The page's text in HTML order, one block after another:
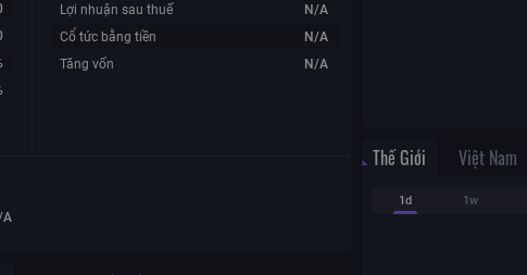
Lợi nhuận sau thuế
N/A
Cổ tức bằng tiền
N/A
Tăng vốn
N/A
A
Thế Giới Việt Nam
1d 1w